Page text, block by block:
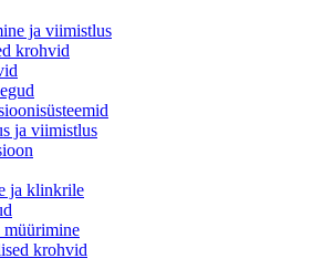
ja viimistlus
krohvid
ja viimistlus
ja klinkrile
müürimine
krohvid